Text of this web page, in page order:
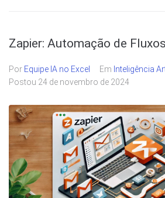
Zapier: Automação de
Por Equipe IA no Excel Em Inteligência
Postou 24 de novembro de 2024